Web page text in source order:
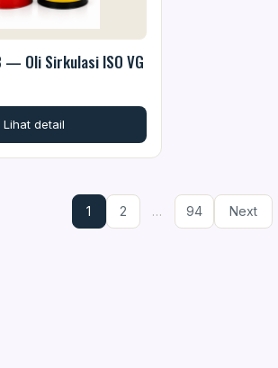
— Oli Sirkulasi ISO VG
Lihat detail
1 2 … 94 Next